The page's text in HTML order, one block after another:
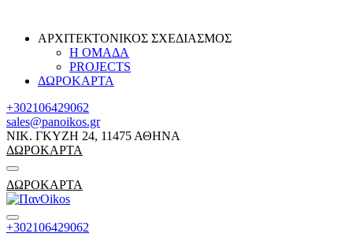
ΑΡΧΙΤΕΚΤΟΝΙΚΟΣ ΣΧΕΔΙΑΣΜΟΣ
Η ΟΜΑΔΑ
PROJECTS
ΔΩΡΟΚΑΡΤΑ
+302106429062
sales@panoikos.gr
ΝΙΚ. ΓΚΥΖΗ 24, 11475 ΑΘΗΝΑ
ΔΩΡΟΚΑΡΤΑ
ΔΩΡΟΚΑΡΤΑ
+302106429062